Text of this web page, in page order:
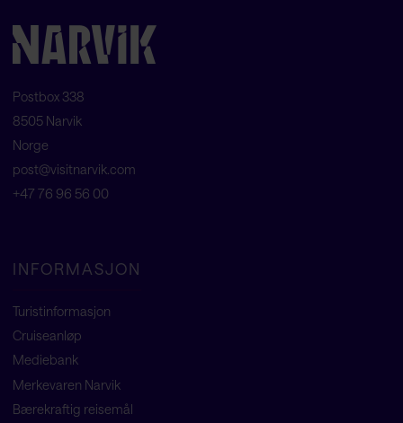
Postbox 338
8505 Narvik
Norge
post@visitnarvik.com
+47 76 96 56 00
INFORMASJON
Turistinformasjon
Cruiseanløp
Mediebank
Merkevaren Narvik
Bærekraftig reisemål